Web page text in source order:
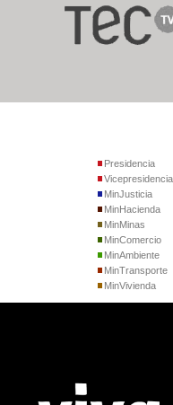
Presidencia
Vicepresidencia
MinJusticia
MinHacienda
MinMinas
MinComercio
MinAmbiente
MinTransporte
MinVivienda